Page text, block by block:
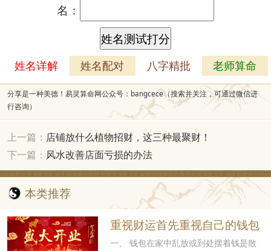
名：
姓名详解 姓名配对 八字精批 老师算命
分享是一种美德！易灵算命网公众号：bangcece（搜索并关注，可通过微信进
行咨询）
上一篇： 店铺放什么植物招财，这三种最聚财！
下一篇： 风水改善店面亏损的办法
本类推荐
重视财运首先重视自己的钱包
一、 钱包在家中乱放或到处摆着钱是散